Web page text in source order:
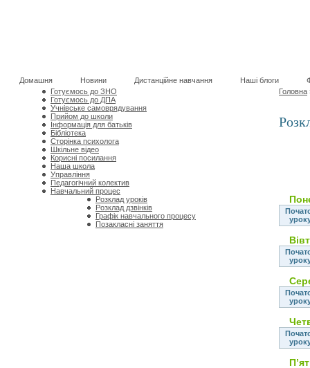
Домашня Новини Дистанційне навчання Наші блоги
Готуємось до ЗНО
Готуємось до ДПА
Учнівське самоврядування
Прийом до школи
Інформація для батьків
Бібліотека
Сторінка психолога
Шкільне відео
Корисні посилання
Наша школа
Управління
Педагогічний колектив
Навчальний процес
Розклад уроків
Розклад дзвінків
Графік навчального процесу
Позакласні заняття
Головна